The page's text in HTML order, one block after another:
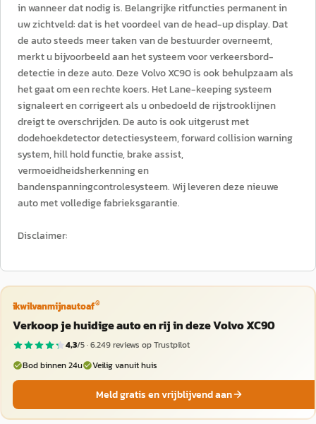
in wanneer dat nodig is. Belangrijke ritfuncties permanent in
uw zichtveld: dat is het voordeel van de head-up display. Dat
de auto steeds meer taken van de bestuurder overneemt,
merkt u bijvoorbeeld aan het systeem voor verkeersbord-
detectie in deze auto. Deze Volvo XC90 is ook behulpzaam als
het gaat om een rechte koers. Het Lane-keeping systeem
signaleert en corrigeert als u onbedoeld de rijstrooklijnen
dreigt te overschrijden. De auto is ook uitgerust met
dodehoekdetector detectiesysteem, forward collision warning
system, hill hold functie, brake assist,
vermoeidheidsherkenning en
bandenspanningcontrolesysteem. Wij leveren deze nieuwe
auto met volledige fabrieksgarantie.
Disclaimer:
ikwilvanmijnautoaf®
Verkoop je huidige auto en rij in deze Volvo XC90
4,3/5 ·6.249reviews op Trustpilot
Bod binnen 24u
Veilig vanuit huis
Meld gratis en vrijblijvend aan